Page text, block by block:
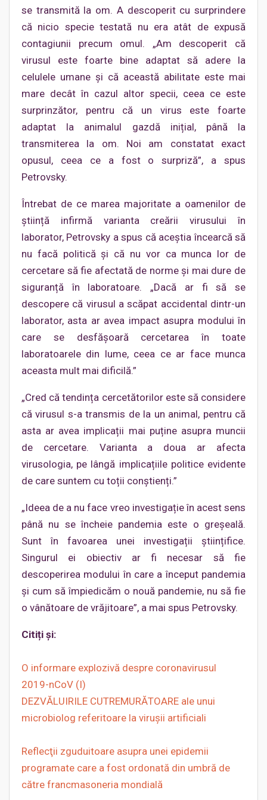
se transmită la om. A descoperit cu surprindere
că nicio specie testată nu era atât de expusă
contagiunii precum omul. „Am descoperit că
virusul este foarte bine adaptat să adere la
celulele umane și că această abilitate este mai
mare decât în cazul altor specii, ceea ce este
surprinzător, pentru că un virus este foarte
adaptat la animalul gazdă inițial, până la
transmiterea la om. Noi am constatat exact
opusul, ceea ce a fost o surpriză”, a spus
Petrovsky.
Întrebat de ce marea majoritate a oamenilor de
știință infirmă varianta creării virusului în
laborator, Petrovsky a spus că aceștia încearcă să
nu facă politică și că nu vor ca munca lor de
cercetare să fie afectată de norme și mai dure de
siguranță în laboratoare. „Dacă ar fi să se
descopere că virusul a scăpat accidental dintr-un
laborator, asta ar avea impact asupra modului în
care se desfășoară cercetarea în toate
laboratoarele din lume, ceea ce ar face munca
aceasta mult mai dificilă.”
„Cred că tendința cercetătorilor este să considere
că virusul s-a transmis de la un animal, pentru că
asta ar avea implicații mai puține asupra muncii
de cercetare. Varianta a doua ar afecta
virusologia, pe lângă implicațiile politice evidente
de care suntem cu toții conștienți.”
„Ideea de a nu face vreo investigație în acest sens
până nu se încheie pandemia este o greșeală.
Sunt în favoarea unei investigații științifice.
Singurul ei obiectiv ar fi necesar să fie
descoperirea modului în care a început pandemia
și cum să împiedicăm o nouă pandemie, nu să fie
o vânătoare de vrăjitoare”, a mai spus Petrovsky.
Citiți și:
O informare explozivă despre coronavirusul
2019-nCoV (I)
DEZVĂLUIRILE CUTREMURĂTOARE ale unui
microbiolog referitoare la viruşii artificiali
Reflecţii zguduitoare asupra unei epidemii
programate care a fost ordonată din umbră de
către francmasoneria mondială